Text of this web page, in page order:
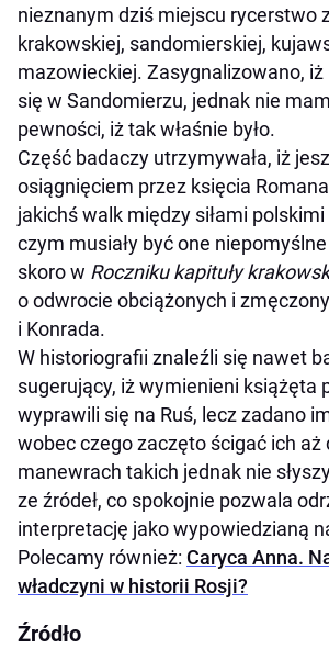
nieznanym dziś miejscu rycerstwo
krakowskiej, sandomierskiej,
mazowieckiej. Zasygnalizowano, iż
się w Sandomierzu, jednak nie
pewności, iż tak właśnie było.
Część badaczy utrzymywała, iż
osiągnięciem przez księcia Romana
jakichś walk między siłami
czym musiały być one
skoro w Roczniku kapituły
o odwrocie obciążonych i
i Konrada.
W historiografii znaleźli się nawet
sugerujący, iż wymienieni książęta
wyprawili się na Ruś, lecz zadano
wobec czego zaczęto ścigać ich aż
manewrach takich jednak nie
ze źródeł, co spokojnie pozwala
interpretację jako wypowiedzianą
Polecamy również: Caryca Anna.
władczyni w historii Rosji?
Źródło